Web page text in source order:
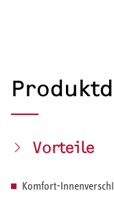
Vorteile
Komfort-